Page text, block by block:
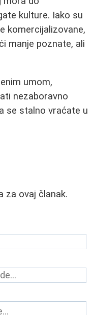
kulture. Iako su
komercijalizovane,
manje poznate, ali
umom,
nezaboravno
se stalno vraćate u
za ovaj članak.